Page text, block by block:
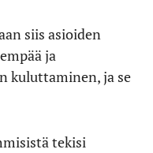
siis asioiden
ja
kuluttaminen, ja se
tekisi